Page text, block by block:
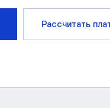
Рассчитать